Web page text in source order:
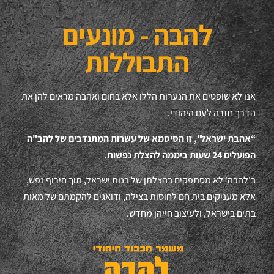
להבה - מונעים
התבוללות
אנו לא שופטים את הנערות הללו אלא בחום ואהבה מראים להן את
הדרך חזרה לעם היהודי.
“אהבת ישראל", זו הסיסמא של עשרות המתנדבים של להב"ה
הפועלים 24 שעות ביממה להצלת נפשות.
ב'להבה' לא מסתפקים בהצלתן של בנות ישראל, תוך חירוף נפש,
אלא מעניקים בית חם לחוסות בצילה, ודואגים להקמתם של מאות
בתים בישראל, ולעיצוב חייהן מחדש.